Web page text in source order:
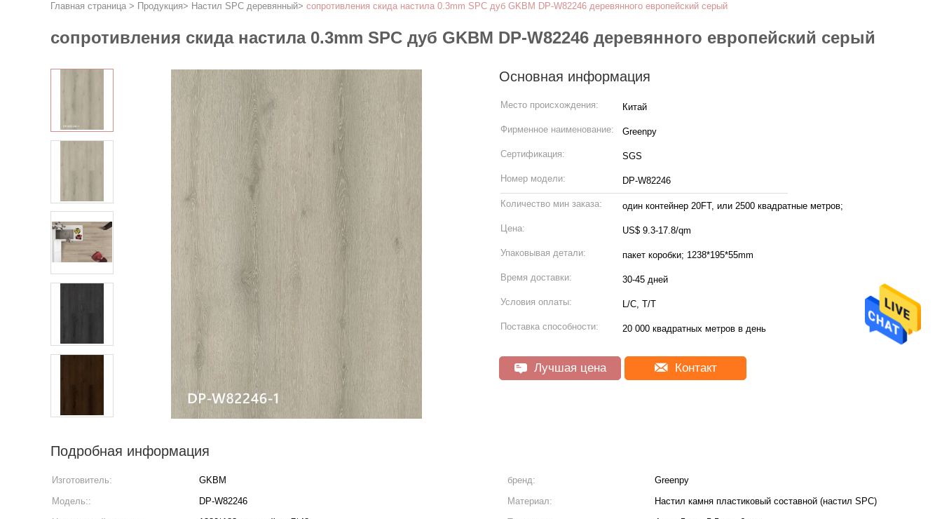
Главная страница > Продукция> Настил SPC деревянный> сопротивления скида настила 0.3mm SPC дуб GKBM DP-W82246 деревянного европейский серый
сопротивления скида настила 0.3mm SPC дуб GKBM DP-W82246 деревянного европейский серый
Основная информация
Место происхождения: Китай
Фирменное наименование: Greenpy
Сертификация: SGS
Номер модели: DP-W82246
Количество мин заказа: один контейнер 20FT, или 2500 квадратные метров;
Цена: US$ 9.3-17.8/qm
Упаковывая детали: пакет коробки; 1238*195*55mm
Время доставки: 30-45 дней
Условия оплаты: L/C, T/T
Поставка способности: 20 000 квадратных метров в день
Лучшая цена Контакт
Подробная информация
Изготовитель: GKBM бренд:
Greenpy
Модель::
DP-W82246 Материал:
Настил камня пластиковый составной (настил SPC)